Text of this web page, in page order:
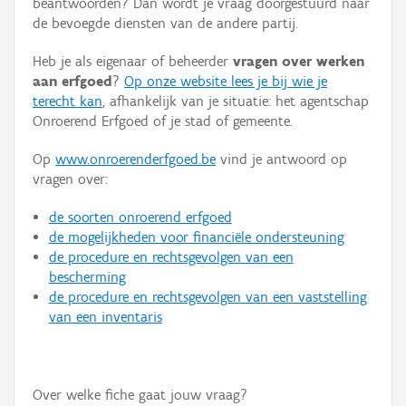
Persoon of collectief
Hergebruik
Aanmelden
de bevoegde diensten van de andere partij.
Heb je als eigenaar of beheerder vragen over werken
aan erfgoed ? Op onze website lees je bij wie je
terecht kan, afhankelijk van je situatie: het agentschap
Onroerend Erfgoed of je stad of gemeente.
Op www.onroerenderfgoed.be vind je antwoord op
vragen over:
de soorten onroerend erfgoed
de mogelijkheden voor financiële ondersteuning
de procedure en rechtsgevolgen van een
bescherming
de procedure en rechtsgevolgen van een vaststelling
van een inventaris
Over welke fiche gaat jouw vraag?